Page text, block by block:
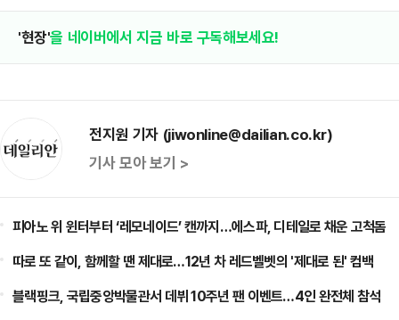
'현장'을 네이버에서 지금 바로 구독해보세요!
전지원 기자 (jiwonline@dailian.co.kr)
기사 모아 보기 >
피아노 위 윈터부터 ‘레모네이드’ 캔까지…에스파, 디테일로 채운 고척돔
따로 또 같이, 함께할 땐 제대로…12년 차 레드벨벳의 '제대로 된' 컴백
블랙핑크, 국립중앙박물관서 데뷔 10주년 팬 이벤트…4인 완전체 참석